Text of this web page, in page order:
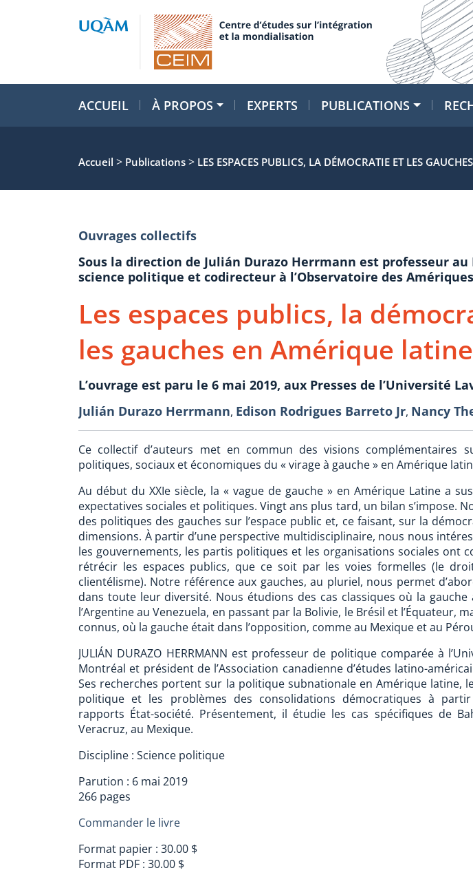
ACCUEIL À PROPOS EXPERTS PUBLICATIONS
Accueil > Publications > LES ESPACES PUBLICS, LA DÉMOCRATIE ET LES
Ouvrages collectifs
Sous la direction de Julián Durazo Herrmann est professeur
science politique et codirecteur à l’Observatoire des Amériques
Les espaces publics, la
les gauches en Amérique latine
L’ouvrage est paru le 6 mai 2019, aux Presses de l’Université
Julián Durazo Herrmann, Edison Rodrigues Barreto Jr, Nancy
Ce collectif d’auteurs met en commun des visions complémentaires
politiques, sociaux et économiques du « virage à gauche » en Amérique
Au début du XXIe siècle, la « vague de gauche » en Amérique Latine a
expectatives sociales et politiques. Vingt ans plus tard, un bilan s’impose.
des politiques des gauches sur l’espace public et, ce faisant, sur la
dimensions. À partir d’une perspective multidisciplinaire, nous nous
les gouvernements, les partis politiques et les organisations sociales ont
rétrécir les espaces publics, que ce soit par les voies formelles (le
clientélisme). Notre référence aux gauches, au pluriel, nous permet
dans toute leur diversité. Nous étudions des cas classiques où la
l’Argentine au Venezuela, en passant par la Bolivie, le Brésil et l’Équateur,
connus, où la gauche était dans l’opposition, comme au Mexique et au
JULIÁN DURAZO HERRMANN est professeur de politique comparée à
Montréal et président de l’Association canadienne d’études latino-
Ses recherches portent sur la politique subnationale en Amérique latine,
politique et les problèmes des consolidations démocratiques à partir
rapports État-société. Présentement, il étudie les cas spécifiques de
Veracruz, au Mexique.
Discipline : Science politique
Parution : 6 mai 2019
266 pages
Commander le livre
Format papier : 30.00 $
Format PDF : 30.00 $